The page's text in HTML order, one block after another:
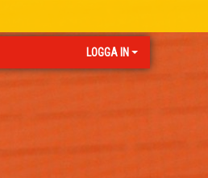
LOGGA IN